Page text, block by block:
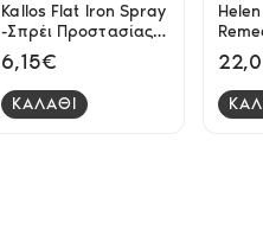
Kallos Flat Iron Spray
-Σπρέι Προστασίας
Θερμότητας 200ml
6,15€
ΚΑΛΑΘΙ